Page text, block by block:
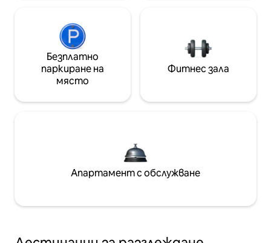
Безплатно
паркиране на
място
Фитнес зала
Апартамент с обслужване